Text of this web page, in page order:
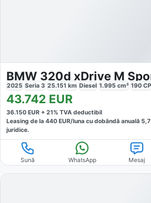
BMW 320d xDrive M
2025 Seria 3 25.151 km Diesel 1.995 cm³ 190 CP
43.742 EUR
36.150 EUR + 21% TVA deductibil
Leasing de la 440 EUR/luna cu dobăndă anuală 5,7
juridice.
Sună WhatsApp Mesaj